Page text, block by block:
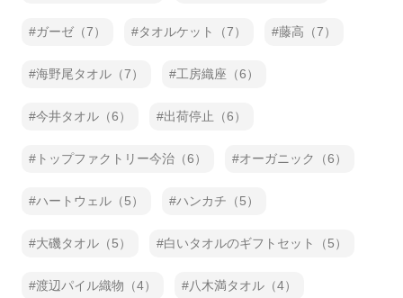
ガーゼ（7） タオルケット（7） 藤高（7）
海野尾タオル（7） 工房織座（6）
今井タオル（6） 出荷停止（6）
トップファクトリー今治（6） オーガニック（6）
ハートウェル（5） ハンカチ（5）
大磯タオル（5） 白いタオルのギフトセット（5）
渡辺パイル織物（4） 八木満タオル（4）